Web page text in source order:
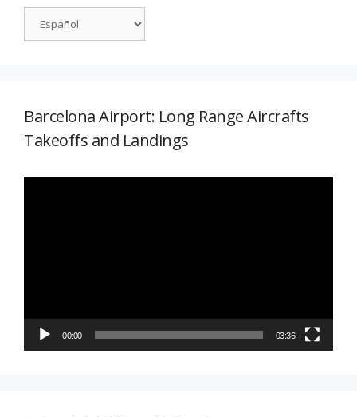
Barcelona Airport: Long Range Aircrafts
Takeoffs and Landings
00:00 03:36